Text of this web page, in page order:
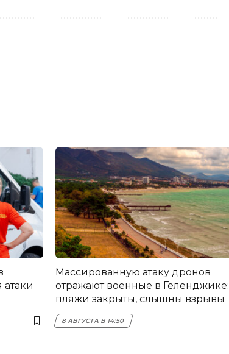
Массированную атаку дронов
отражают военные в Геленджике:
пляжи закрыты, слышны взрывы
8 АВГУСТА В 14:50